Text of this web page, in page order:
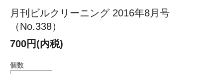
月刊ビルクリーニング 2016年8月号
（No.338）
700円(内税)
個数